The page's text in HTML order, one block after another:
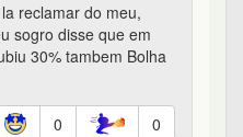
reclamar do meu,
sogro disse que em
30% tambem Bolha
0 0